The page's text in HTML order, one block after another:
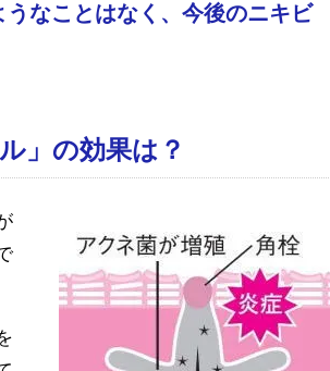
なことはなく、今後のニキビ
」の効果は？